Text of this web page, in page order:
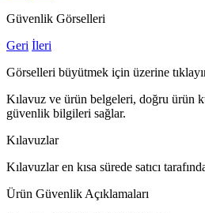
Güvenlik Görselleri
Geri İleri
Görselleri büyütmek için üzerine
Kılavuz ve ürün belgeleri, doğru ürün
güvenlik bilgileri sağlar.
Kılavuzlar
Kılavuzlar en kısa sürede satıcı
Ürün Güvenlik Açıklamaları